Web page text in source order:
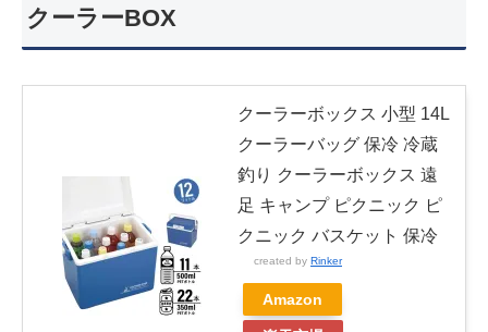
クーラーBOX
クーラーボックス 小型 14L
クーラーバッグ 保冷 冷蔵
釣り クーラーボックス 遠
足 キャンプ ピクニック ピ
クニック バスケット 保冷
created by Rinker
Amazon